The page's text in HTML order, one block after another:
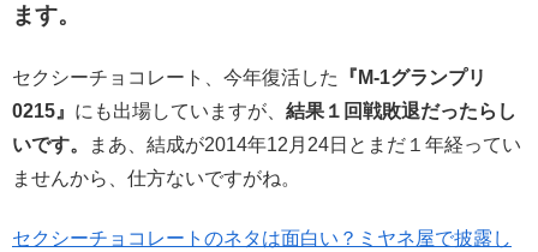
ます。
セクシーチョコレート、今年復活した
『M-1グランプリ
0215』 にも出場していますが、 結果１回戦敗退だったらし
いです。
まあ、結成が2014年12月24日とまだ１年経ってい
ませんから、仕方ないですがね。
セクシーチョコレートのネタは面白い？ミヤネ屋で披露し